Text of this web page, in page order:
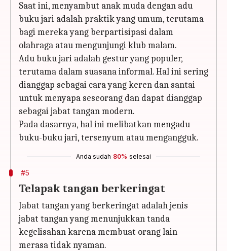
Saat ini, menyambut anak muda dengan adu
buku jari adalah praktik yang umum, terutama
bagi mereka yang berpartisipasi dalam
olahraga atau mengunjungi klub malam.
Adu buku jari adalah gestur yang populer,
terutama dalam suasana informal. Hal ini sering
dianggap sebagai cara yang keren dan santai
untuk menyapa seseorang dan dapat dianggap
sebagai jabat tangan modern.
Pada dasarnya, hal ini melibatkan mengadu
buku-buku jari, tersenyum atau mengangguk.
Anda sudah 80% selesai
#5
Telapak tangan berkeringat
Jabat tangan yang berkeringat adalah jenis
jabat tangan yang menunjukkan tanda
kegelisahan karena membuat orang lain
merasa tidak nyaman.